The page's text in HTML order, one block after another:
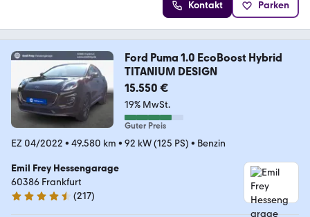
Kontakt Parken
Ford Puma 1.0 EcoBoost Hybrid
TITANIUM DESIGN
15.550 €
19% MwSt.
Guter Preis
EZ 04/2022 • 49.580 km • 92 kW (125 PS) • Benzin
Emil Frey Hessengarage
60386 Frankfurt
4.4 Sterne
(217)